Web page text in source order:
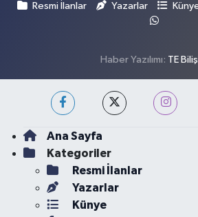
Resmi İlanlar Yazarlar
Haber Yazılımı: TE
Ana Sayfa
Kategoriler
Resmi İlanlar
Yazarlar
Künye